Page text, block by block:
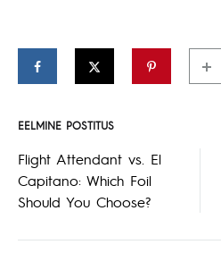
Postituse
navigeerimine
EELMINE POSTITUS
Flight Attendant vs. El
Capitano: Which Foil
Should You Choose?